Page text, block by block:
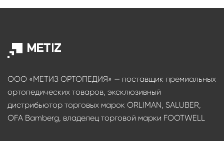
ООО «МЕТИЗ ОРТОПЕДИЯ» — поставщик премиальных
ортопедических товаров, эксклюзивный
дистрибьютор торговых марок ORLIMAN, SALUBER,
OFA Bamberg, владелец торговой марки FOOTWELL